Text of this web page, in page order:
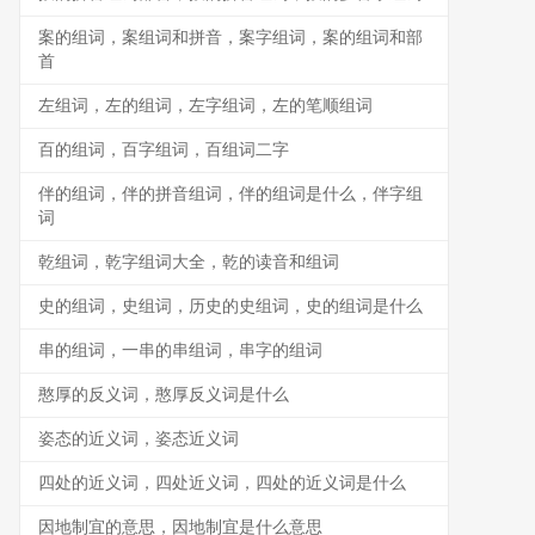
案的组词，案组词和拼音，案字组词，案的组词和部
首
左组词，左的组词，左字组词，左的笔顺组词
百的组词，百字组词，百组词二字
伴的组词，伴的拼音组词，伴的组词是什么，伴字组
词
乾组词，乾字组词大全，乾的读音和组词
史的组词，史组词，历史的史组词，史的组词是什么
串的组词，一串的串组词，串字的组词
憨厚的反义词，憨厚反义词是什么
姿态的近义词，姿态近义词
四处的近义词，四处近义词，四处的近义词是什么
因地制宜的意思，因地制宜是什么意思